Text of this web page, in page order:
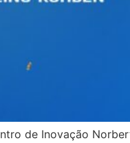
de Inovação